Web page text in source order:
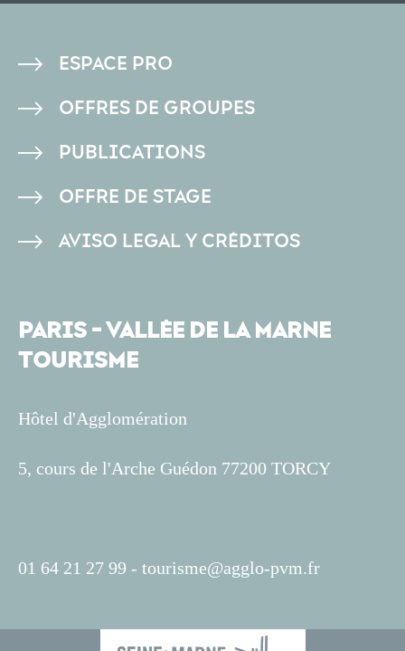
PIED
DE
ESPACE PRO
OFFRES DE GROUPES
PUBLICATIONS
OFFRE DE STAGE
AVISO LEGAL Y CRÉDITOS
PARIS - VALLÉE DE LA MARNE
TOURISME
Hôtel d'Agglomération
5, cours de l'Arche Guédon 77200 TORCY
01 64 21 27 99 - tourisme@agglo-pvm.fr